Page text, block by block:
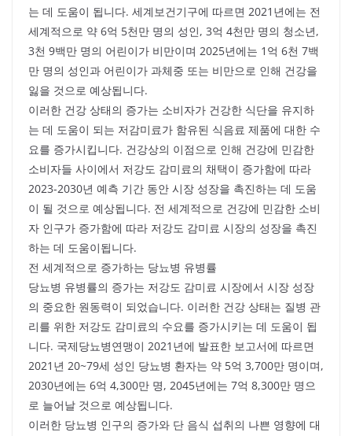
는 데 도움이 됩니다. 세계보건기구에 따르면 2021년에는 전
세계적으로 약 6억 5천만 명의 성인, 3억 4천만 명의 청소년,
3천 9백만 명의 어린이가 비만이며 2025년에는 1억 6천 7백
만 명의 성인과 어린이가 과체중 또는 비만으로 인해 건강을
잃을 것으로 예상됩니다.
이러한 건강 상태의 증가는 소비자가 건강한 식단을 유지하
는 데 도움이 되는 저감미료가 함유된 식음료 제품에 대한 수
요를 증가시킵니다. 건강상의 이점으로 인해 건강에 민감한
소비자들 사이에서 저강도 감미료의 채택이 증가함에 따라
2023-2030년 예측 기간 동안 시장 성장을 촉진하는 데 도움
이 될 것으로 예상됩니다. 전 세계적으로 건강에 민감한 소비
자 인구가 증가함에 따라 저강도 감미료 시장의 성장을 촉진
하는 데 도움이됩니다.
전 세계적으로 증가하는 당뇨병 유병률
당뇨병 유병률의 증가는 저강도 감미료 시장에서 시장 성장
의 중요한 원동력이 되었습니다. 이러한 건강 상태는 질병 관
리를 위한 저강도 감미료의 수요를 증가시키는 데 도움이 됩
니다. 국제당뇨병연맹이 2021년에 발표한 보고서에 따르면
2021년 20~79세 성인 당뇨병 환자는 약 5억 3,700만 명이며,
2030년에는 6억 4,300만 명, 2045년에는 7억 8,300만 명으
로 늘어날 것으로 예상됩니다.
이러한 당뇨병 인구의 증가와 단 음식 섭취의 나쁜 영향에 대